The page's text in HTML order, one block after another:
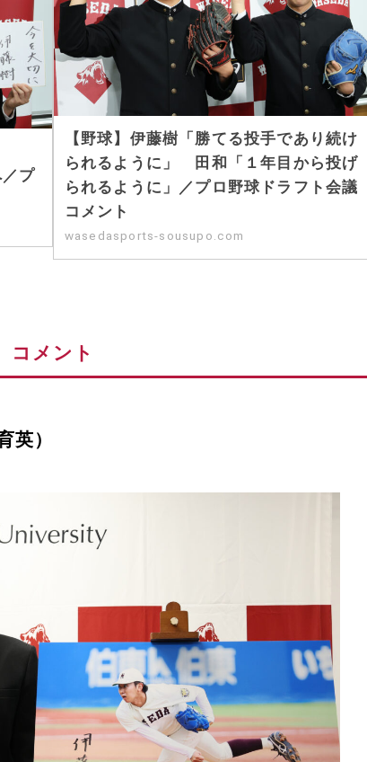
プ
【野球】伊藤樹「勝てる投手であり続け
られるように」 田和「１年目から投げ
られるように」／プロ野球ドラフト会議
コメント
wasedasports-sousupo.com
コメント
英）